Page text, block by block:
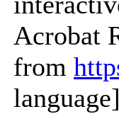
Acrobat
from
language]